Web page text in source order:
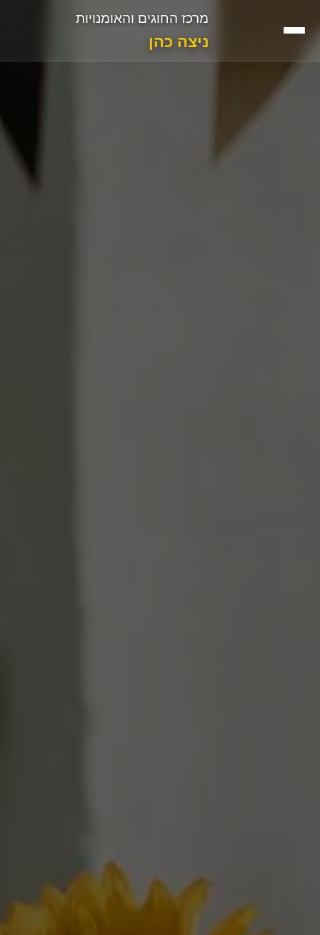
מרכז החוגים והאומנויות
ניצה כהן